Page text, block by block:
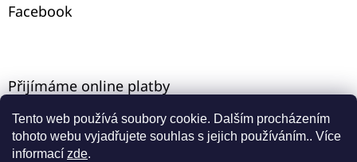
Tento web používá soubory cookie. Dalším procházením
tohoto webu vyjadřujete souhlas s jejich používáním.. Více
informací zde.
Facebook
Přijímáme online platby